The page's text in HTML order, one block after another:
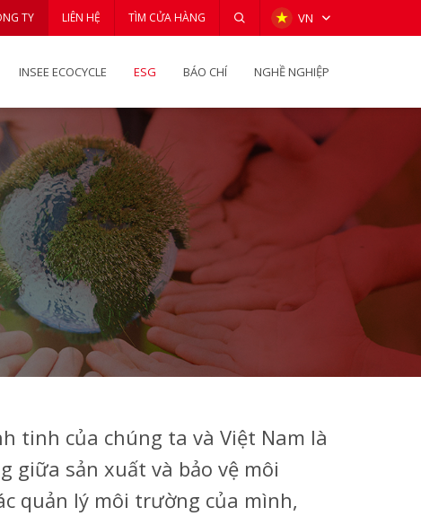
TY LIÊN HỆ TÌM CỬA HÀNG VN
INSEE ECOCYCLE ESG BÁO CHÍ NGHỀ NGHIỆP
tinh của chúng ta và Việt Nam là
giữa sản xuất và bảo vệ môi
quản lý môi trường của mình,